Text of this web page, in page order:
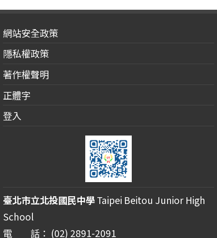
網站安全政策
隱私權政策
著作權聲明
正體字
登入
臺北市立北投國民中學Taipei Beitou Junior High
School
電 話： (02) 2891-2091